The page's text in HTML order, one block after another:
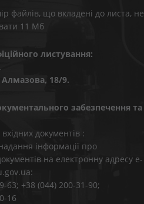
файлів, що вкладені до листа, не
11 Мб
листування:
Алмазова, 18/9.
забезпечення та
документів :
інформації про
на електронну адресу e-
63; +38 (044) 200-31-90;
16